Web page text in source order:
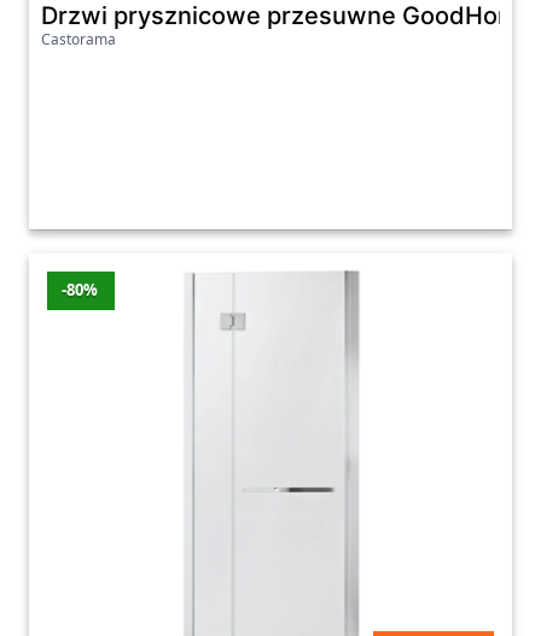
Drzwi prysznicowe przesuwne
Castorama
-80%